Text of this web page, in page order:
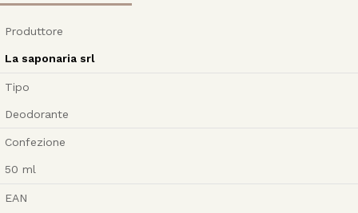
Produttore
La saponaria srl
Tipo
Deodorante
Confezione
50 ml
EAN